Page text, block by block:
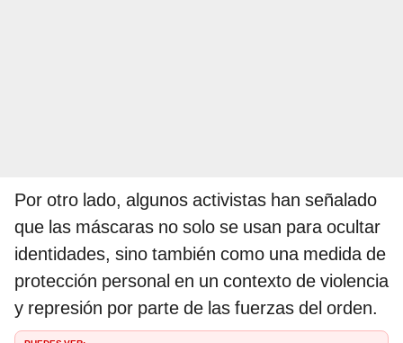
Por otro lado, algunos activistas han señalado
que las máscaras no solo se usan para ocultar
identidades, sino también como una medida de
protección personal en un contexto de violencia
y represión por parte de las fuerzas del orden.